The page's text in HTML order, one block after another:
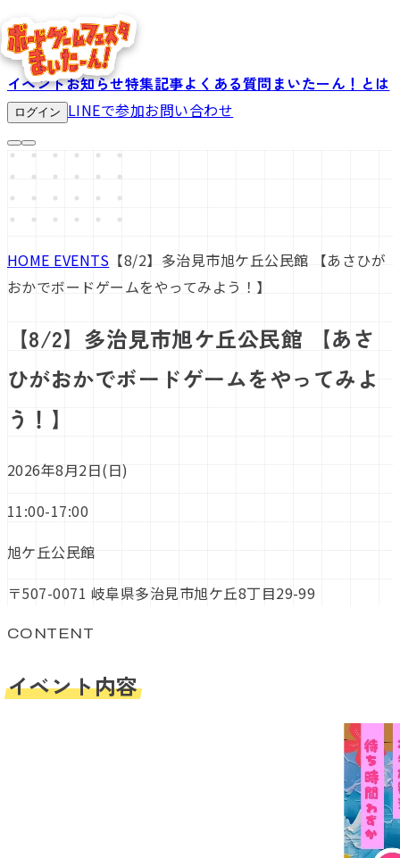
イベントお知らせ特集記事よくある質問 まいたーん！とは
ログイン LINEで参加お問い合わせ
HOME EVENTS 【8/2】多治見市旭ケ丘公民館 【あさひが
おかでボードゲームをやってみよう！】
【8/2】多治見市旭ケ丘公民館 【あさ
ひがおかでボードゲームをやってみよ
う！】
2026年8月2日(日)
11:00-17:00
旭ケ丘公民館
〒507-0071 岐阜県多治見市旭ケ丘8丁目29-99
CONTENT
イベント内容